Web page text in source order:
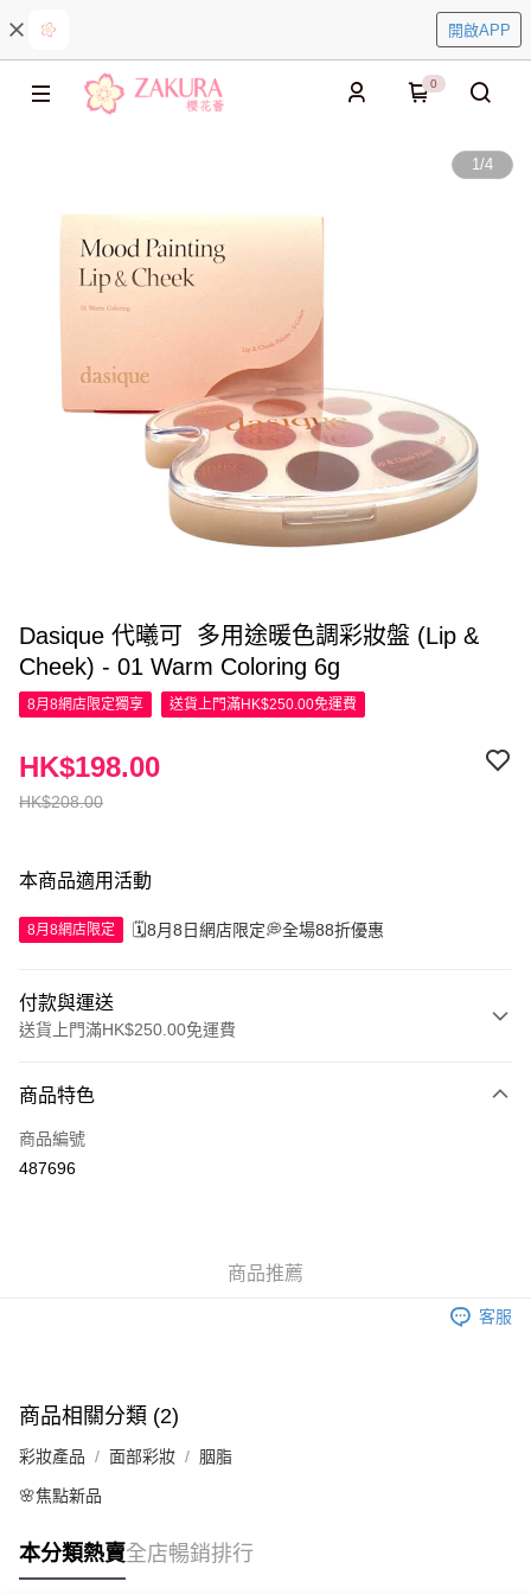
開啟APP
0
1/4
Dasique 代曦可 多用途暖色調彩妝盤 (Lip &
Cheek) - 01 Warm Coloring 6g
8月8網店限定獨享 送貨上門滿HK$250.00免運費
HK$208.00
HK$198.00
本商品適用活動
8月8網店限定 🗓️8月8日網店限定💭全場88折優惠
付款與運送
送貨上門滿HK$250.00免運費
信用卡
Apple Pay
商品特色
商品編號
487696
商品推薦
客服
商品相關分類 (2)
彩妝產品 面部彩妝 胭脂
🌸焦點新品
本分類熱賣全店暢銷排行